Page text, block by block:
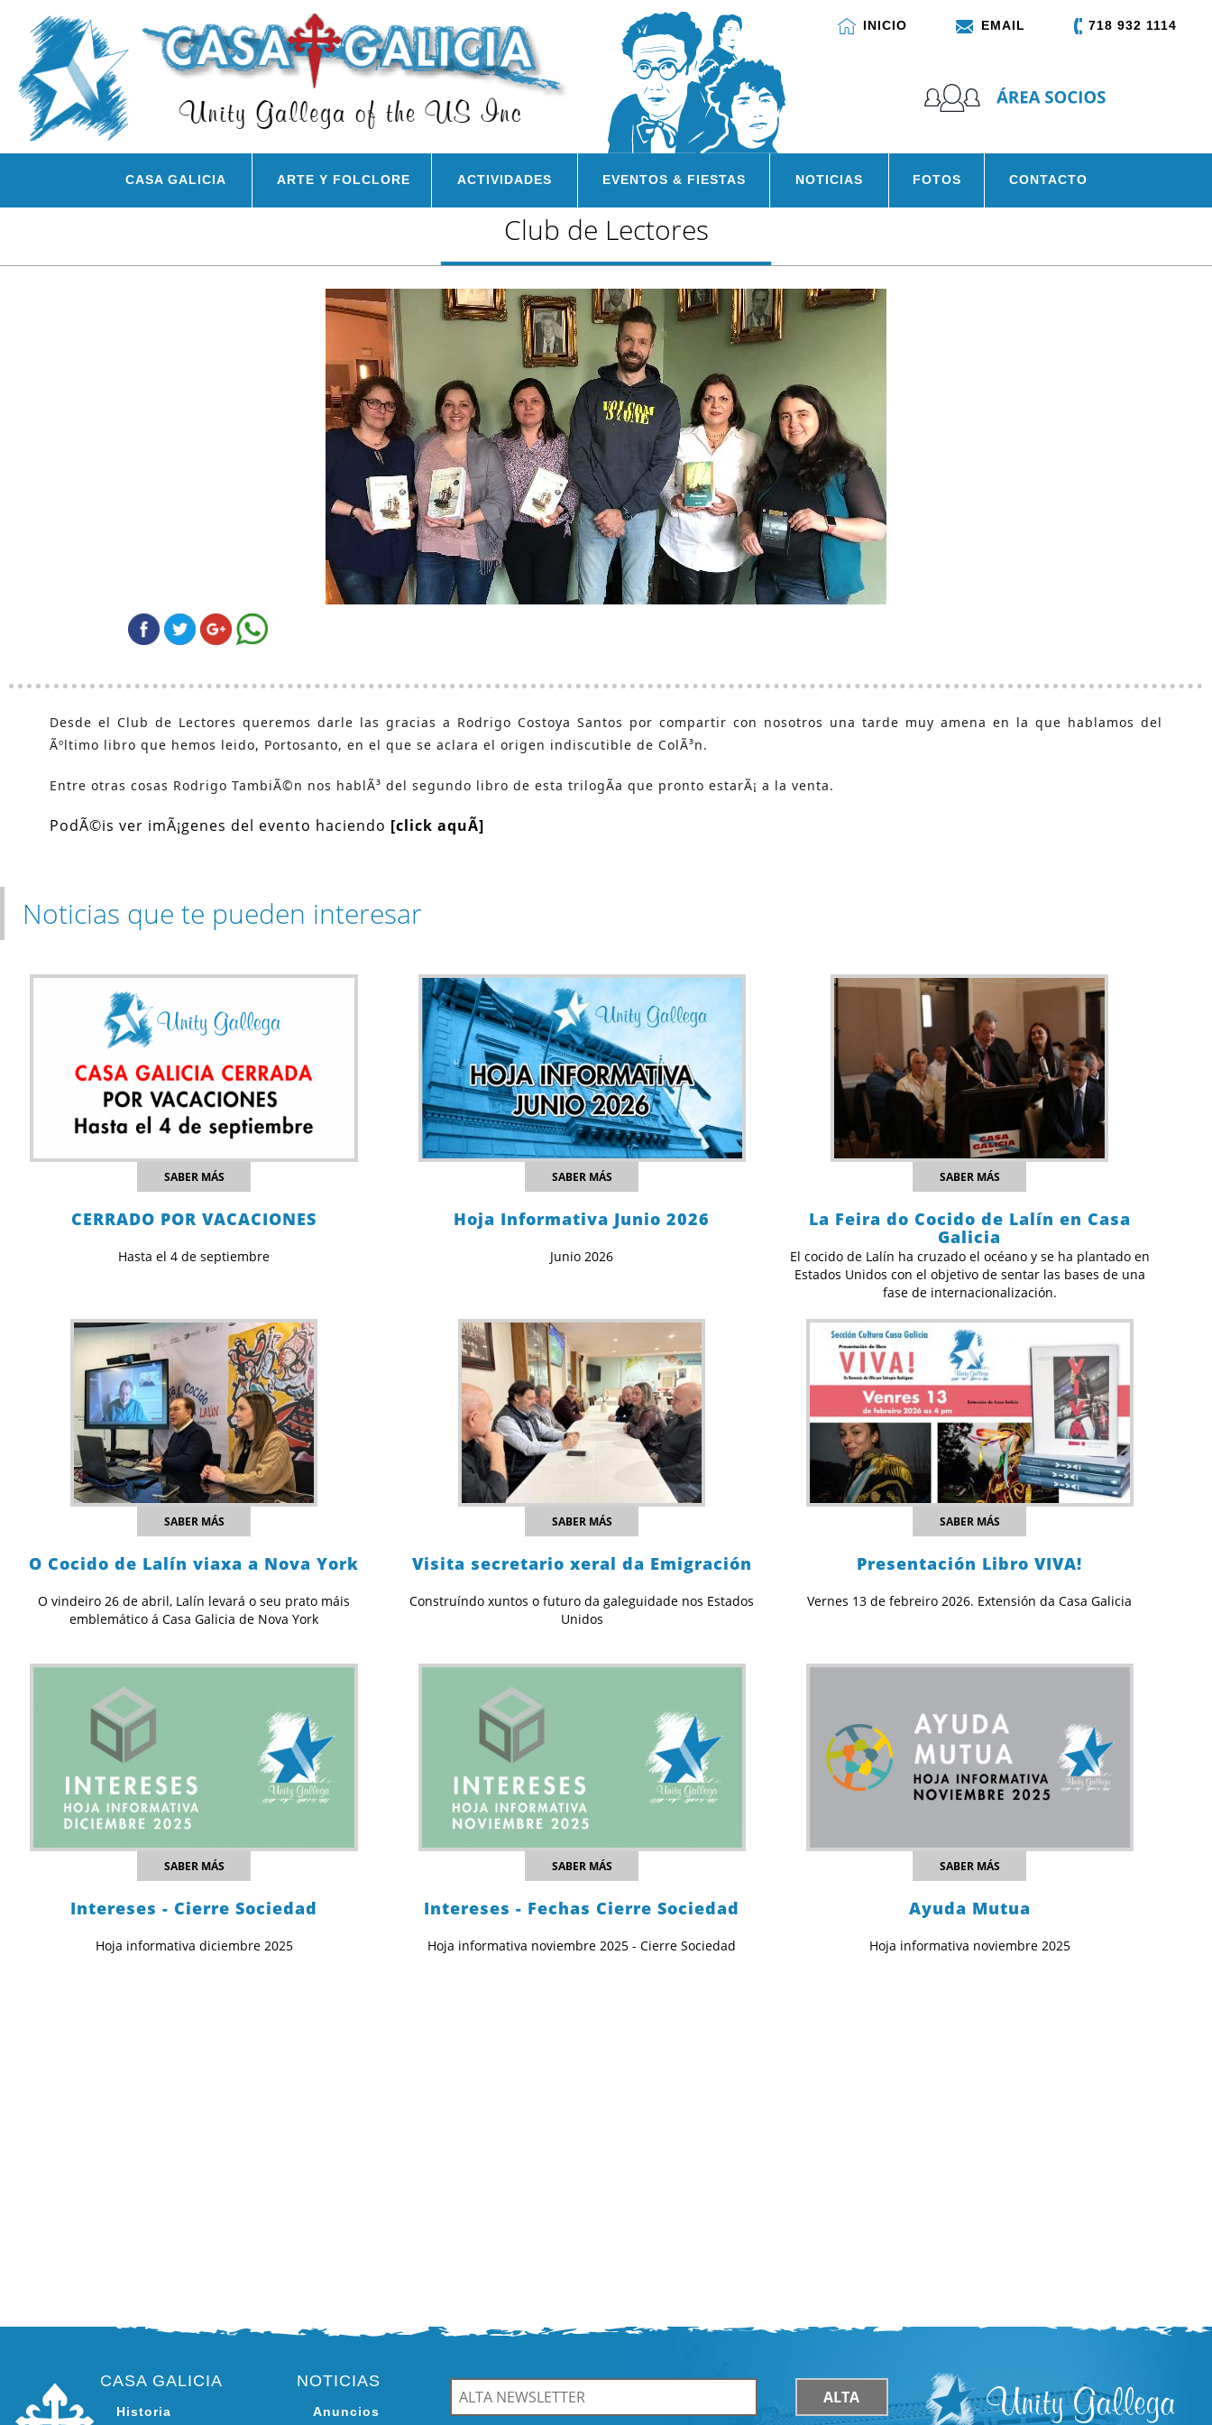
INICIO EMAIL 718 932 1114
CASA GALICIA ARTE Y FOLCLORE ACTIVIDADES EVENTOS & FIESTAS NOTICIAS FOTOS CONTACTO
Club de Lectores
Desde el Club de Lectores queremos darle las gracias a Rodrigo Costoya Santos por compartir con nosotros una tarde muy amena en la que hablamos del
Ãºltimo libro que hemos leido, Portosanto, en el que se aclara el origen indiscutible de ColÃ³n.
Entre otras cosas Rodrigo TambiÃ©n nos hablÃ³ del segundo libro de esta trilogÃ­a que pronto estarÃ¡ a la venta.
PodÃ©is ver imÃ¡genes del evento haciendo [click aquÃ­]
Noticias que te pueden interesar
SABER MÁS
CERRADO POR VACACIONES
Hasta el 4 de septiembre
SABER MÁS
Hoja Informativa Junio 2026
Junio 2026
SABER MÁS
La Feira do Cocido de Lalín en Casa
Galicia
El cocido de Lalín ha cruzado el océano y se ha plantado en
Estados Unidos con el objetivo de sentar las bases de una
fase de internacionalización.
SABER MÁS
O Cocido de Lalín viaxa a Nova York
O vindeiro 26 de abril, Lalín levará o seu prato máis
emblemático á Casa Galicia de Nova York
SABER MÁS
Visita secretario xeral da Emigración
Construíndo xuntos o futuro da galeguidade nos Estados
Unidos
SABER MÁS
Presentación Libro VIVA!
Vernes 13 de febreiro 2026. Extensión da Casa Galicia
SABER MÁS
Intereses - Cierre Sociedad
Hoja informativa diciembre 2025
SABER MÁS
Intereses - Fechas Cierre Sociedad
Hoja informativa noviembre 2025 - Cierre Sociedad
SABER MÁS
Ayuda Mutua
Hoja informativa noviembre 2025
CASA GALICIA
Historia
NOTICIAS
Anuncios